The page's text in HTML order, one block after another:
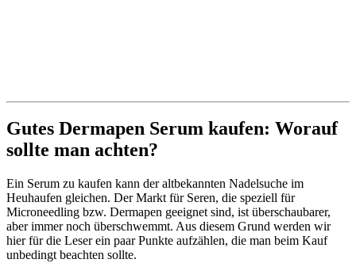
Gutes Dermapen Serum kaufen: Worauf
sollte man achten?
Ein Serum zu kaufen kann der altbekannten Nadelsuche im
Heuhaufen gleichen. Der Markt für Seren, die speziell für
Microneedling bzw. Dermapen geeignet sind, ist überschaubarer,
aber immer noch überschwemmt. Aus diesem Grund werden wir
hier für die Leser ein paar Punkte aufzählen, die man beim Kauf
unbedingt beachten sollte.